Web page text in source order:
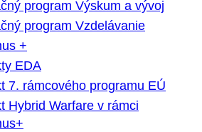
program Výskum a vývoj
program Vzdelávanie
+
EDA
7. rámcového programu EÚ
Hybrid Warfare v rámci